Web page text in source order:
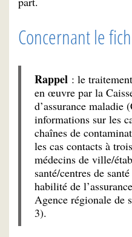
Concernant le
Rappel : le
en œuvre par la
d’assurance
informations sur les
chaînes de
les cas contacts à
médecins de ville/
santé/centres de
habilité de
Agence régionale de
3).